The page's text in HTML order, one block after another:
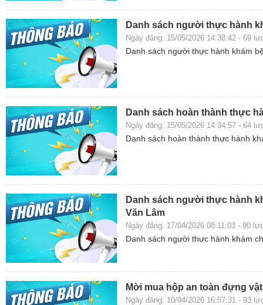
Danh sách người thực hành
Ngày đăng: 15/05/2026 14:38:42 - 69
Danh sách người thực hành khám
Danh sách hoàn thành thực
Ngày đăng: 15/05/2026 14:34:57 - 64
Danh sách hoàn thành thực hành
Danh sách người thực hành
Văn Lâm
Ngày đăng: 17/04/2026 08:11:03 - 90
Danh sách người thực hành khám
Mời mua hộp an toàn đựng
Ngày đăng: 10/04/2026 16:57:31 - 93